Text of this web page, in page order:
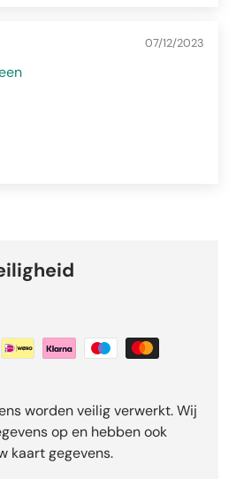
07/12/2023
worden veilig verwerkt. Wij
op en hebben ook
kaart gegevens.